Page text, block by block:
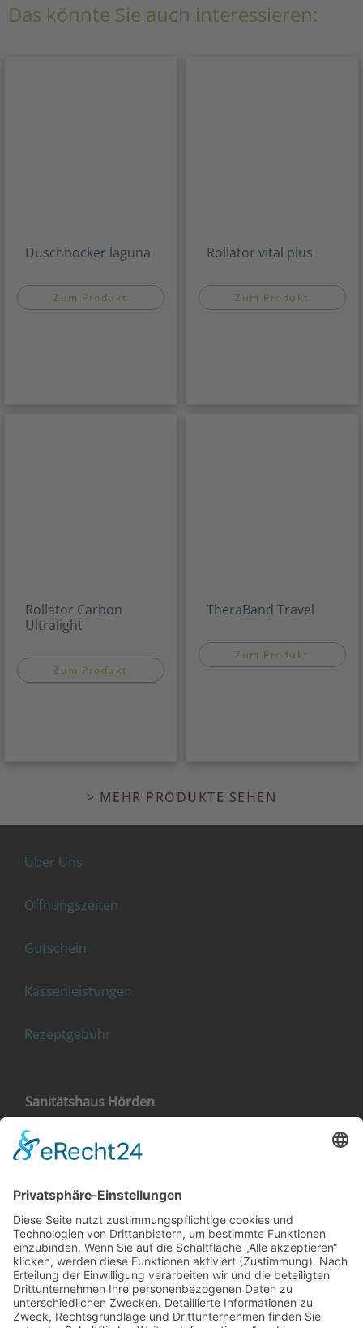
Das könnte Sie auch interessieren:
Duschhocker laguna
Zum Produkt
Rollator vital plus
Zum Produkt
Rollator Carbon
Ultralight
Zum Produkt
TheraBand Travel
Zum Produkt
> MEHR PRODUKTE SEHEN
Über Uns
Öffnungszeiten
Gutschein
Kassenleistungen
Rezeptgebühr
Sanitätshaus Hörden
76571 Gaggenau-Hörden
Sanitätshaus Gaggenau
Klehestraße 5
76571 Gaggenau
+49 (0) 7225 987 79 30